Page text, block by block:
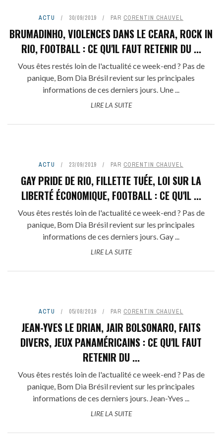
ACTU 30/09/2019 PAR CORENTIN CHAUVEL
BRUMADINHO, VIOLENCES DANS LE CEARA, ROCK IN
RIO, FOOTBALL : CE QU'IL FAUT RETENIR DU ...
Vous êtes restés loin de l'actualité ce week-end ? Pas de
panique, Bom Dia Brésil revient sur les principales
informations de ces derniers jours. Une ...
LIRE LA SUITE
ACTU 23/09/2019 PAR CORENTIN CHAUVEL
GAY PRIDE DE RIO, FILLETTE TUÉE, LOI SUR LA
LIBERTÉ ÉCONOMIQUE, FOOTBALL : CE QU'IL ...
Vous êtes restés loin de l'actualité ce week-end ? Pas de
panique, Bom Dia Brésil revient sur les principales
informations de ces derniers jours. Gay ...
LIRE LA SUITE
ACTU 05/08/2019 PAR CORENTIN CHAUVEL
JEAN-YVES LE DRIAN, JAIR BOLSONARO, FAITS
DIVERS, JEUX PANAMÉRICAINS : CE QU'IL FAUT
RETENIR DU ...
Vous êtes restés loin de l'actualité ce week-end ? Pas de
panique, Bom Dia Brésil revient sur les principales
informations de ces derniers jours. Jean-Yves ...
LIRE LA SUITE